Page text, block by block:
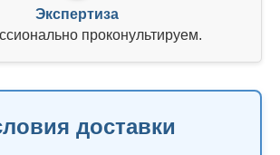
Экспертиза
проконультируем.
доставки